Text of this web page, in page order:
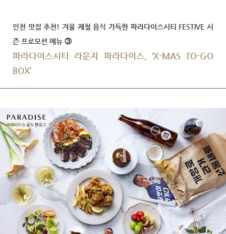
인천 맛집 추천! 겨울 제철 음식 가득한 파라다이스시티 FESTIVE 시
즌 프로모션 메뉴 ③
파라다이스시티 라운지 파라다이스, ‘X-MAS TO-GO
BOX’